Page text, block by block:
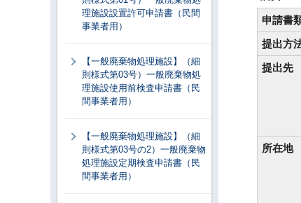
申請書
提出方
提出先
所在地
理施設設置許可申請書（民間
事業者用）
【一般廃棄物処理施設】（細
則様式第03号）一般廃棄物処
理施設使用前検査申請書（民
間事業者用）
【一般廃棄物処理施設】（細
則様式第03号の2）一般廃棄物
処理施設定期検査申請書（民
間事業者用）